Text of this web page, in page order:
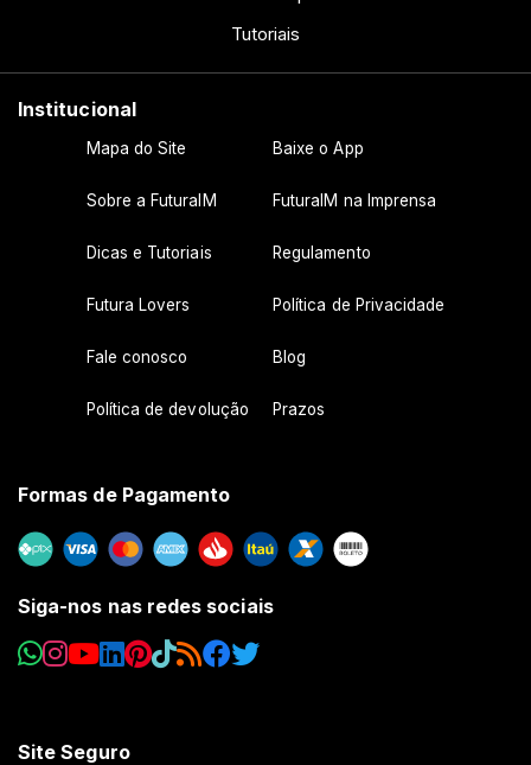
Tutoriais
Institucional
Mapa do Site Baixe o App
Sobre a FuturaIM FuturaIM na Imprensa
Dicas e Tutoriais Regulamento
Futura Lovers Política de Privacidade
Fale conosco Blog
Política de devolução Prazos
Formas de Pagamento
Siga-nos nas redes sociais
Site Seguro